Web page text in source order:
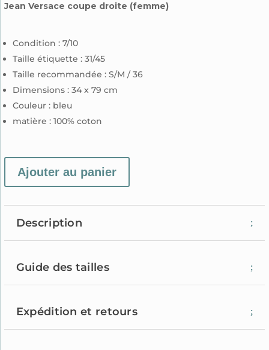
Jean Versace coupe droite (femme)
Condition : 7/10
Taille étiquette : 31/45
Taille recommandée : S/M / 36
Dimensions : 34 x 79 cm
Couleur : bleu
matière : 100% coton
Ajouter au panier
Description
Guide des tailles
Expédition et retours